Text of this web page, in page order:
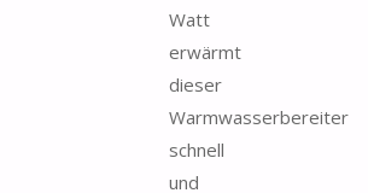
Watt
erwärmt
dieser
Warmwasserbereiter
schnell
und